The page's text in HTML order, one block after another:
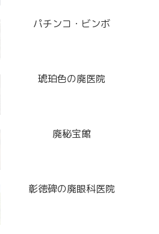
パチンコ・ビンボ
琥珀色の廃医院
廃秘宝館
彰徳碑の廃眼科医院